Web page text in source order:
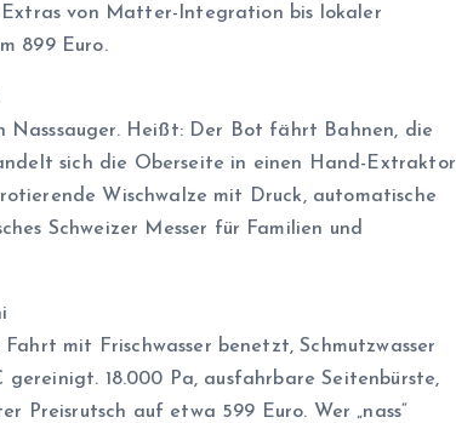
von Matter-Integration bis lokaler
899 Euro.
Nasssauger. Heißt: Der Bot fährt Bahnen, die
sich die Oberseite in einen Hand-Extraktor
Wischwalze mit Druck, automatische
Schweizer Messer für Familien und
mit Frischwasser benetzt, Schmutzwasser
18.000 Pa, ausfahrbare Seitenbürste,
Preisrutsch auf etwa 599 Euro. Wer „nass“